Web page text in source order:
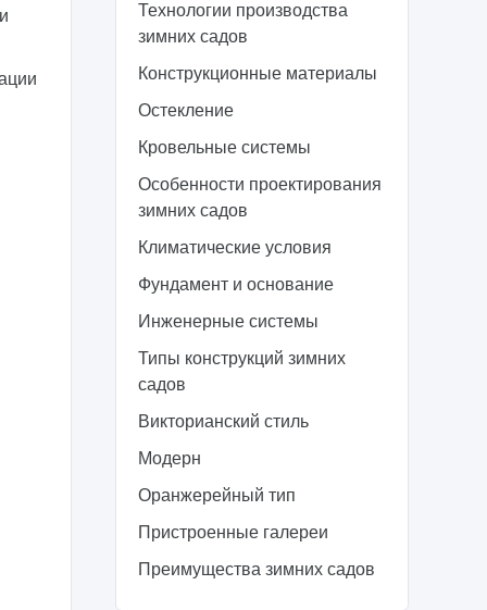
Технологии производства
зимних садов
Конструкционные материалы
Остекление
Кровельные системы
Особенности проектирования
зимних садов
Климатические условия
Фундамент и основание
Инженерные системы
Типы конструкций зимних
садов
Викторианский стиль
Модерн
Оранжерейный тип
Пристроенные галереи
Преимущества зимних садов